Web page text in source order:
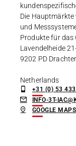
Die Hauptmärkte
und
Produkte für das
Lavendelheide
9202 PD
Netherlands
+31 (0) 53
INFO-3T-
GOOGLE MAPS